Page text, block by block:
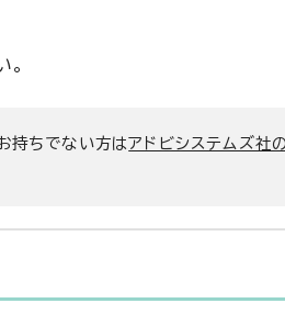
持ちでない方はアドビシステムズ社